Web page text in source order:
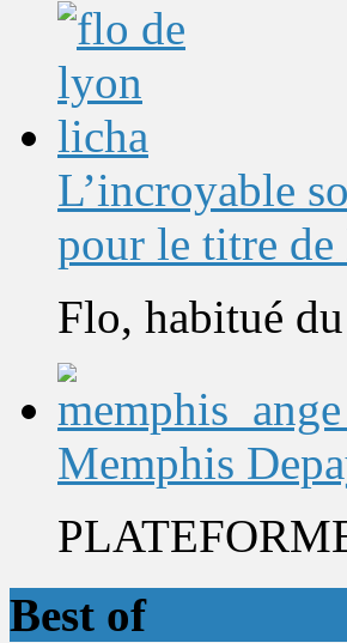
L’incroyable
pour le titre
Flo, habitué
Memphis
Best of